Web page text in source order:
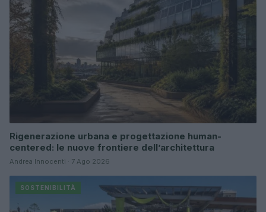
Rigenerazione urbana e progettazione human-
centered: le nuove frontiere dell’architettura
Andrea Innocenti · 7 Ago 2026
SOSTENIBILITÀ